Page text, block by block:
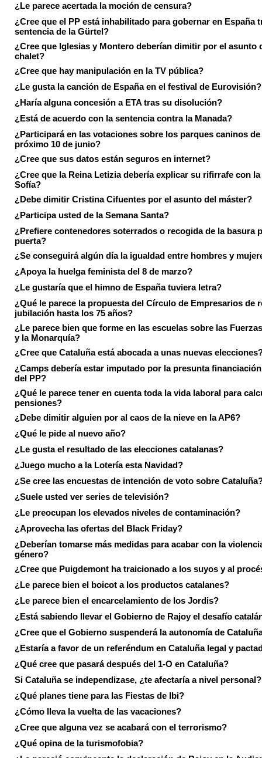
¿Le parece acertada la moción de censura?
¿Cree que el PP está inhabilitado para gobernar en España
sentencia de la Gürtel?
¿Cree que Iglesias y Montero deberían dimitir por el asunto
chalet?
¿Cree que hay manipulación en la TV pública?
¿Le gusta la canción de España en el festival de Eurovisión?
¿Haría alguna concesión a ETA tras su disolución?
¿Está de acuerdo con la sentencia contra la Manada?
¿Participará en las votaciones sobre los parques caninos de
próximo 10 de junio?
¿Cree que sus datos están seguros en internet?
¿Cree que la Reina Letizia debería explicar su rifirrafe con la
Sofía?
¿Debe dimitir Cristina Cifuentes por el asunto del máster?
¿Participa usted de la Semana Santa?
¿Prefiere contenedores soterrados o recogida de la basura
puerta?
¿Se conseguirá algún día la igualdad entre hombres y
¿Apoya la huelga feminista del 8 de marzo?
¿Le gustaría que el himno de España tuviera letra?
¿Qué le parece la propuesta del Círculo de Empresarios de
jubilación hasta los 75 años?
¿Le parece bien que forme en las escuelas sobre las
y la Monarquía?
¿Cree que Cataluña está abocada a unas nuevas
¿Camps debería estar imputado por la presunta
del PP?
¿Qué le parece tener en cuenta toda la vida laboral para
pensiones?
¿Debe dimitir alguien por al caos de la nieve en la AP6?
¿Qué le pide al nuevo año?
¿Le gusta el resultado de las elecciones catalanas?
¿Juego mucho a la Lotería esta Navidad?
¿Se cree las encuestas de intención de voto sobre
¿Suele usted ver series de televisión?
¿Le preocupan los elevados niveles de contaminación?
¿Aprovecha las ofertas del Black Friday?
¿Deberían tomarse más medidas para acabar con la
género?
¿Cree que Puigdemont ha traicionado a los suyos y al
¿Le parece bien el boicot a los productos catalanes?
¿Le parece bien el encarcelamiento de los Jordis?
¿Está sabiendo llevar el Gobierno de Rajoy el desafío
¿Cree que el Gobierno suspenderá la autonomía de
¿Estaría a favor de un referéndum en Cataluña legal y
¿Qué cree que pasará después del 1-O en Cataluña?
Si Cataluña se independizase, ¿te afectaría a nivel personal?
¿Qué planes tiene para las Fiestas de Ibi?
¿Cómo lleva la vuelta de las vacaciones?
¿Cree que alguna vez se acabará con el terrorismo?
¿Qué opina de la turismofobia?